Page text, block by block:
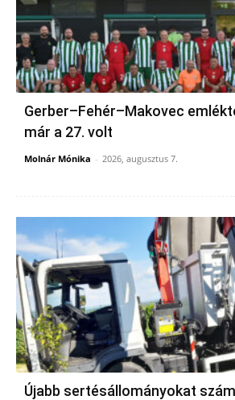
Gerber–Fehér–Makovec
már a 27. volt
Molnár Mónika - 2026, augusztus 7.
Újabb sertésállományokat